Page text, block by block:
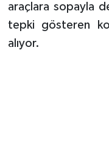
araçlara sopayla
tepki gösteren
alıyor.